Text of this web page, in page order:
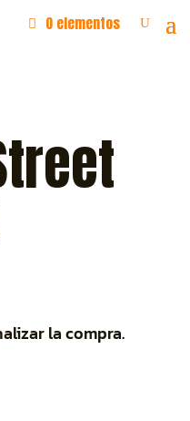
0 elementos
la compra.